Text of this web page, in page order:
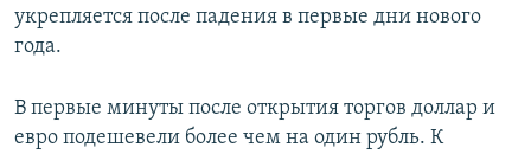
поиску
TÜRKMENÇE
укрепляется после падения в первые дни нового
года.
В первые минуты после открытия торгов доллар и
евро подешевели более чем на один рубль. К